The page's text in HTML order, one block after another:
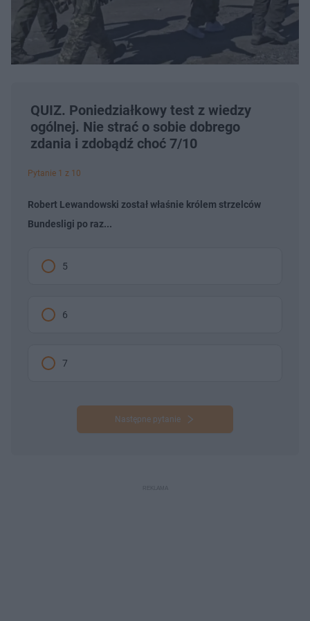
QUIZ. Poniedziałkowy test z wiedzy
ogólnej. Nie strać o sobie dobrego
zdania i zdobądź choć 7/10
Pytanie 1 z 10
Robert Lewandowski został właśnie królem strzelców
Bundesligi po raz...
5
6
7
Następne pytanie